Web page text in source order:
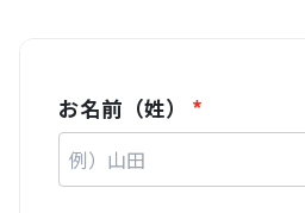
お名前（姓）